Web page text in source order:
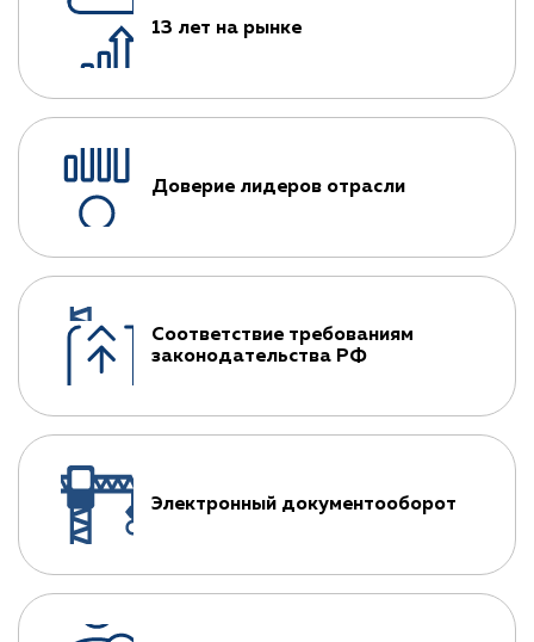
13 лет на рынке
Доверие лидеров отрасли
Соответствие требованиям
законодательства РФ
Электронный документооборот